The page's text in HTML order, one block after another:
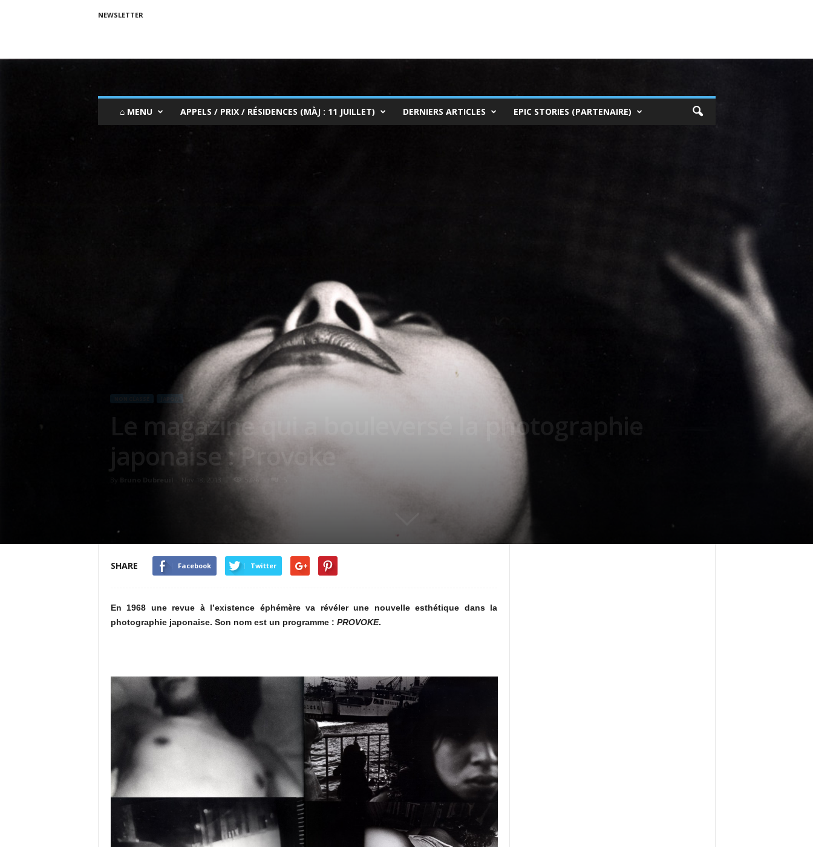
NEWSLETTER
⌂ MENU APPELS / PRIX / RÉSIDENCES (MÀJ : 11 JUILLET) DERNIERS ARTICLES EPIC STORIES (PARTENAIRE)
Le magazine qui a bouleversé la photographie
japonaise : Provoke
Bruno Dubreuil 5776
SHARE Facebook Twitter
En 1968 une revue à l’existence éphémère va révéler une nouvelle esthétique dans la
photographie japonaise. Son nom est un programme : PROVOKE.